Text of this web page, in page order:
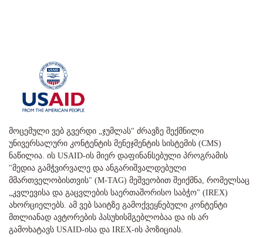
მოცემული ვებ გვერდი „ჯუმლას" ძრავზე შექმნილი
უნივერსალური კონტენტის მენეჯმენტის სისტემის (CMS)
ნაწილია. ის USAID-ის მიერ დაფინანსებული პროგრამის
"მედია გამჭვირვალე და ანგარიშვალდებული
მმართველობისთვის" (M-TAG) მეშვეობით შეიქმნა, რომელსაც
„კვლევისა და გაცვლების საერთაშორისო საბჭო" (IREX)
ახორციელებს. ამ ვებ საიტზე გამოქვეყნებული კონტენტი
მთლიანად ავტორების პასუხისმგებლობაა და ის არ
გამოხატავს USAID-ისა და IREX-ის პოზიციას.